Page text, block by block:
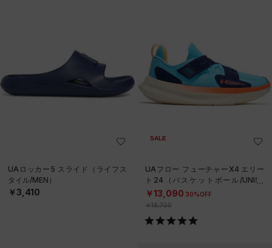
UAロッカー5 スライド（ライフス
タイル/MEN）
￥3,410
SALE
UAフロー フューチャーX4 エリー
ト24（バスケットボール/UNISE
X）
￥13,090 30%OFF
￥18,700